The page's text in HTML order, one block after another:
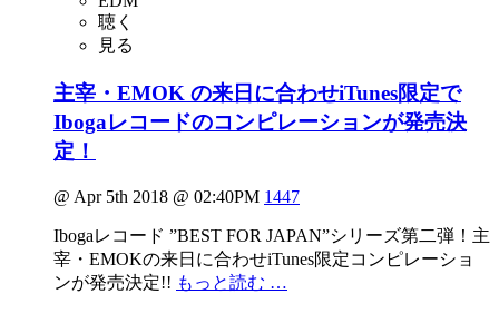
聴く
見る
主宰・EMOK の来日に合わせiTunes限定で
Ibogaレコードのコンピレーションが発売決
定！
@ Apr 5th 2018 @ 02:40PM 1447
Ibogaレコード ”BEST FOR JAPAN”シリーズ第二弾！主
宰・EMOKの来日に合わせiTunes限定コンピレーショ
ンが発売決定!! もっと読む …